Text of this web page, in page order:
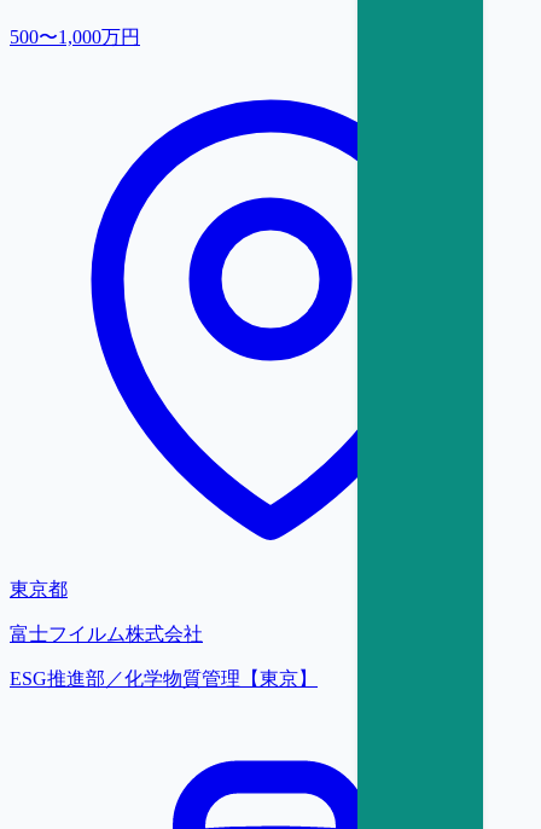
500〜1,000万円
東京都
富士フイルム株式会社
ESG推進部／化学物質管理【東京】